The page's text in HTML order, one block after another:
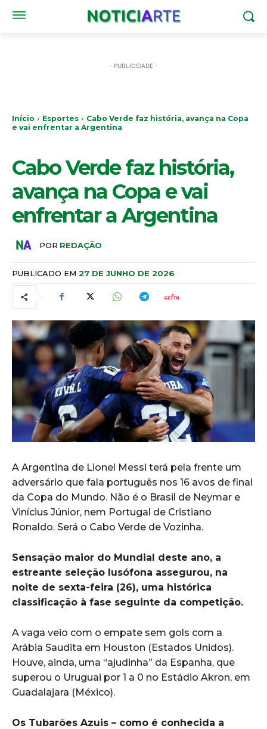
- PUBLICIDADE -
Início Esportes
Cabo Verde faz história, avança na Copa
e vai enfrentar a Argentina
Cabo Verde faz história,
avança na Copa e vai
enfrentar a Argentina
POR REDAÇÃO
PUBLICADO EM 27 DE JUNHO DE 2026
A Argentina de Lionel Messi terá pela frente um
adversário que fala português nos 16 avos de final
da Copa do Mundo. Não é o Brasil de Neymar e
Vinícius Júnior, nem Portugal de Cristiano
Ronaldo. Será o Cabo Verde de Vozinha.
Sensação maior do Mundial deste ano, a
estreante seleção lusófona assegurou, na
noite de sexta-feira (26), uma histórica
classificação à fase seguinte da competição.
A vaga veio com o empate sem gols com a
Arábia Saudita em Houston (Estados Unidos).
Houve, ainda, uma “ajudinha” da Espanha, que
superou o Uruguai por 1 a 0 no Estádio Akron, em
Guadalajara (México).
Os Tubarões Azuis – como é conhecida a